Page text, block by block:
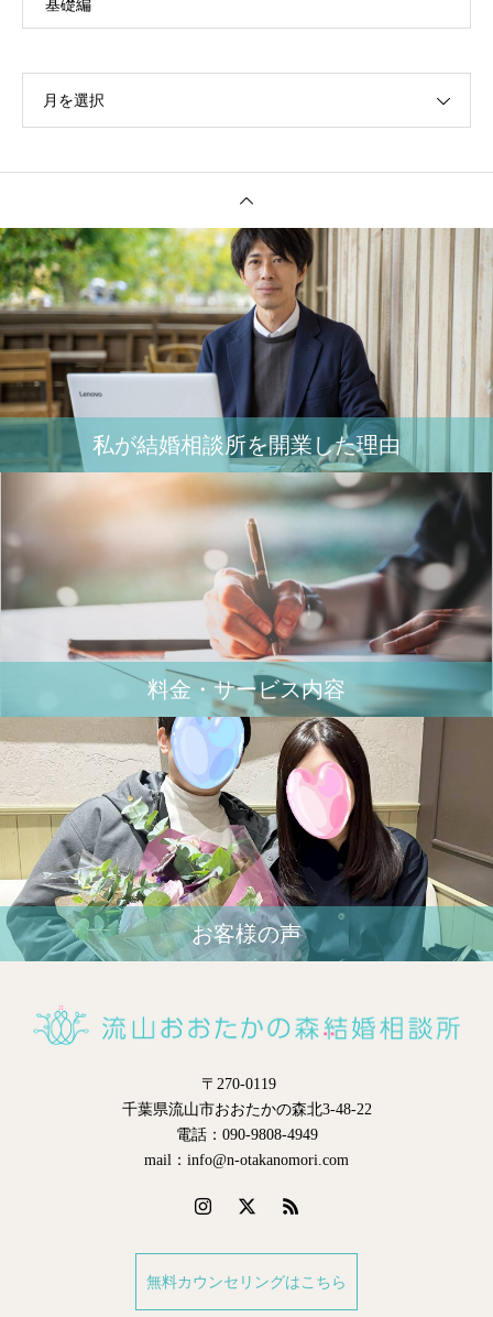
基礎編
月を選択
私が結婚相談所を開業した理由
料金・サービス内容
お客様の声
〒270-0119
千葉県流山市おおたかの森北3-48-22
電話：090-9808-4949
mail：info@n-otakanomori.com
無料カウンセリングはこちら